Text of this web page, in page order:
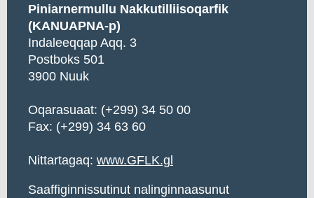
Piniarnermullu Nakkutilliisoqarfik
(KANUAPNA-p)
Indaleeqqap Aqq. 3
Postboks 501
3900 Nuuk
Oqarasuaat: (+299) 34 50 00
Fax: (+299) 34 63 60
Nittartagaq: www.GFLK.gl
Saaffiginnissutinut nalinginnaasunut